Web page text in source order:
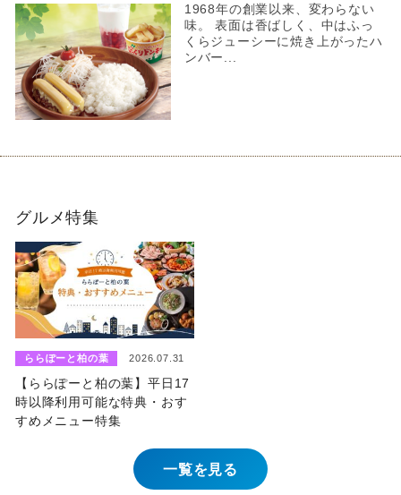
1968年の創業以来、変わらない
味。 表面は香ばしく、中はふっ
くらジューシーに焼き上がったハ
ンバー...
グルメ特集
ららぽーと柏の葉 2026.07.31
【ららぽーと柏の葉】平日17
時以降利用可能な特典・おす
すめメニュー特集
一覧を見る